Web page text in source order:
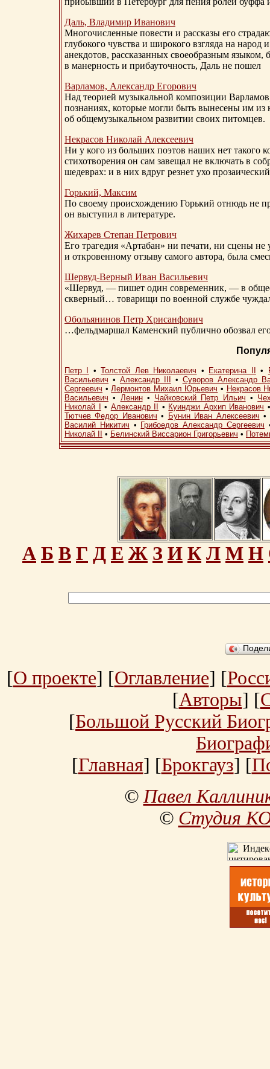
Даль, Владимир Иванович
Многочисленные повести и рассказы его
глубокого чувства и широкого взгляда на
анекдотов, рассказанных своеобразным
в манерность и прибауточность, Даль не пошел
Варламов, Александр Егорович
Над теорией музыкальной композиции
познаниях, которые могли быть вынесены им из
об общемузыкальном развитии своих питомцев.
Некрасов Николай Алексеевич
Ни у кого из больших поэтов наших нет такого
стихотворения он сам завещал не включать в
шедеврах: и в них вдруг резнет ухо
Горький, Максим
По своему происхождению Горький отнюдь не
он выступил в литературе.
Жихарев Степан Петрович
Его трагедия «Артабан» ни печати, ни сцены
и откровенному отзыву самого автора, была
Шервуд-Верный Иван Васильевич
«Шервуд, — пишет один современник, — в
скверный… товарищи по военной службе
Обольянинов Петр Хрисанфович
…фельдмаршал Каменский публично обозвал
Петр I •Толстой Лев Николаевич • Екатерина II •
Васильевич • Александр III • Суворов Александр
Сергеевич •Лермонтов Михаил Юрьевич • Некрасов
Васильевич • Ленин• Чайковский Петр Ильич •
Николай I
• Александр II • Куинджи Архип Иванович
Тютчев Федор Иванович • Бунин Иван Алексеевич •
Василий Никитич • Грибоедов Александр Сергеевич
Николай II
• Белинский Виссарион Григорьевич •
А Б В Г Д Е Ж З И К Л М Н
[О проекте] [Оглавление] [
[Авторы] [
[Большой Русский
[Главная] [Брокгауз] [
©Павел
© Студия